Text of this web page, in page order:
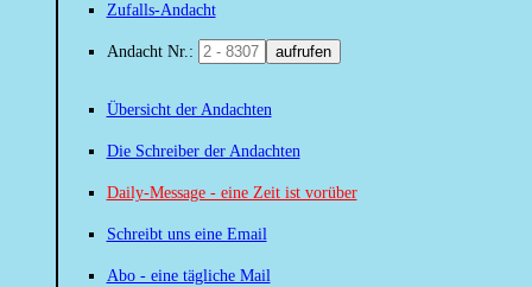
Zufalls-Andacht
Andacht Nr.: aufrufen
Übersicht der Andachten
Die Schreiber der Andachten
Daily-Message - eine Zeit ist vorüber
Schreibt uns eine Email
Abo - eine tägliche Mail